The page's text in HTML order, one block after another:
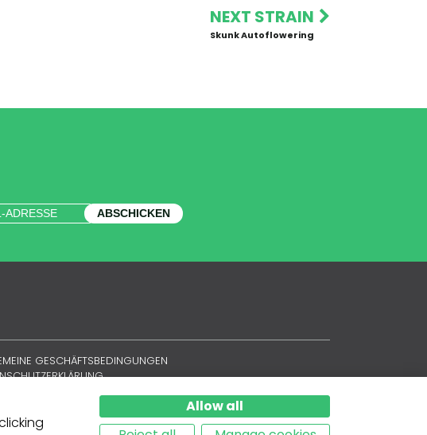
NEXT STRAIN
Skunk Autoflowering
ABSCHICKEN
GESCHÄFTSBEDINGUNGEN
Allow all